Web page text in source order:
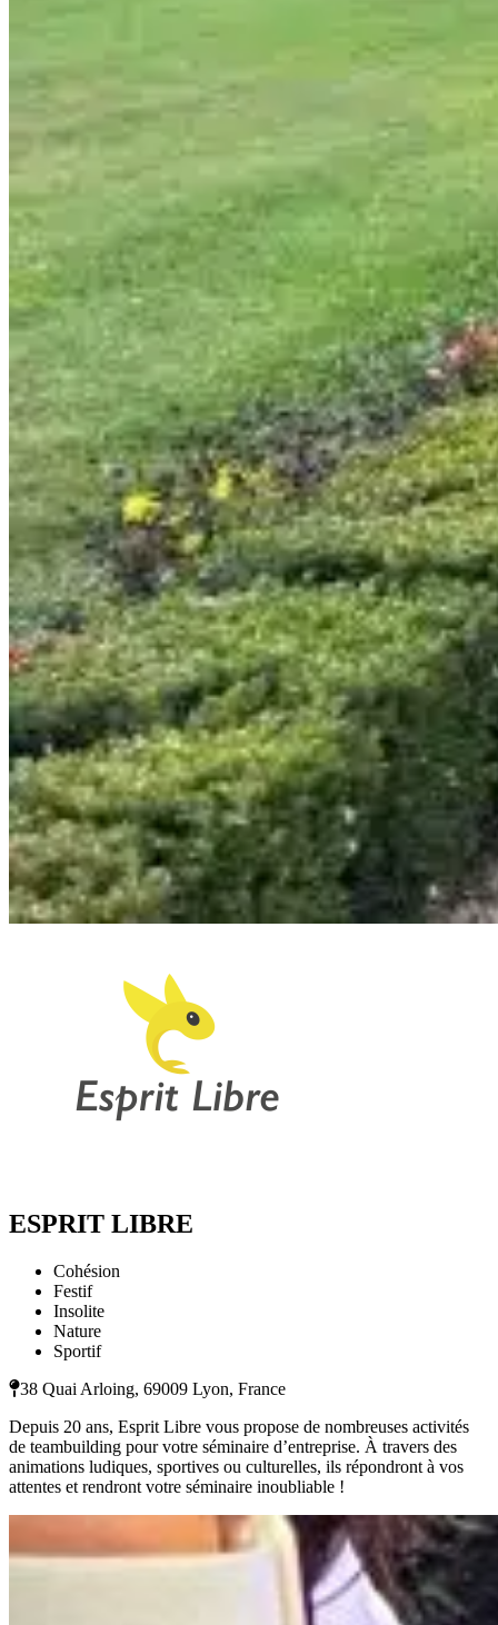
ESPRIT LIBRE
Cohésion
Festif
Insolite
Nature
Sportif
38 Quai Arloing, 69009 Lyon, France
Depuis 20 ans, Esprit Libre vous propose de nombreuses activités
de teambuilding pour votre séminaire d’entreprise. À travers des
animations ludiques, sportives ou culturelles, ils répondront à vos
attentes et rendront votre séminaire inoubliable !